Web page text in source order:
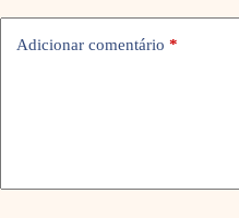
Adicionar comentário *